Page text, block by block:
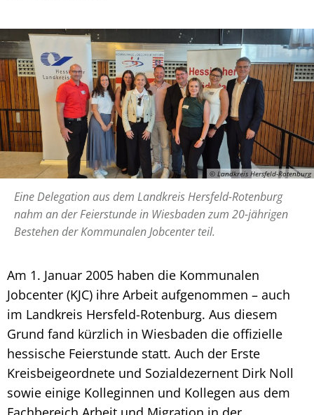
© Landkreis Hersfeld-Rotenburg
Eine Delegation aus dem Landkreis Hersfeld-Rotenburg
nahm an der Feierstunde in Wiesbaden zum 20-jährigen
Bestehen der Kommunalen Jobcenter teil.
Am 1. Januar 2005 haben die Kommunalen
Jobcenter (KJC) ihre Arbeit aufgenommen – auch
im Landkreis Hersfeld-Rotenburg. Aus diesem
Grund fand kürzlich in Wiesbaden die offizielle
hessische Feierstunde statt. Auch der Erste
Kreisbeigeordnete und Sozialdezernent Dirk Noll
sowie einige Kolleginnen und Kollegen aus dem